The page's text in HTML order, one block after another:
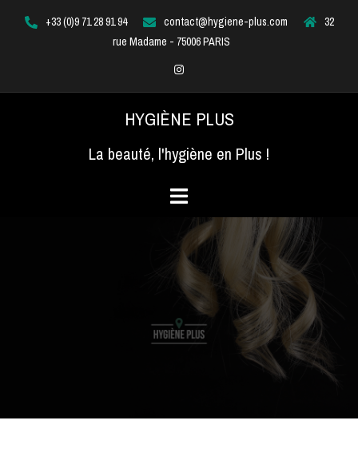
+33 (0)9 71 28 91 94 contact@hygiene-plus.com
32
rue Madame - 75006 PARIS
Instagram
HYGIÈNE PLUS
La beauté, l'hygiène en Plus !